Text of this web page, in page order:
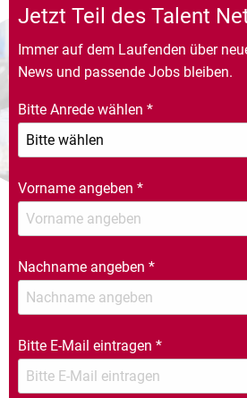
Jetzt Teil des Talent
Immer auf dem Laufenden über
News und passende Jobs bleiben.
Bitte Anrede wählen *
Vorname angeben *
Nachname angeben *
Bitte E-Mail eintragen *